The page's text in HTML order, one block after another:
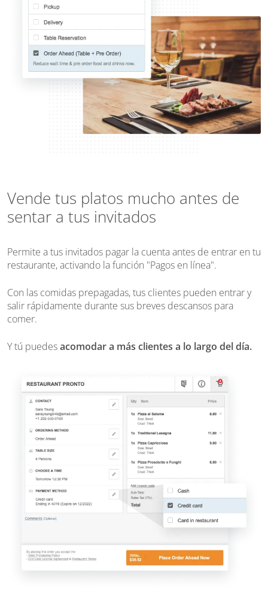
Vende tus platos mucho antes de
sentar a tus invitados
Permite a tus invitados pagar la cuenta antes de entrar en tu
restaurante, activando la función "Pagos en línea".
Con las comidas prepagadas, tus clientes pueden entrar y
salir rápidamente durante sus breves descansos para
comer.
Y tú puedesacomodar a más clientes a lo largo del día.